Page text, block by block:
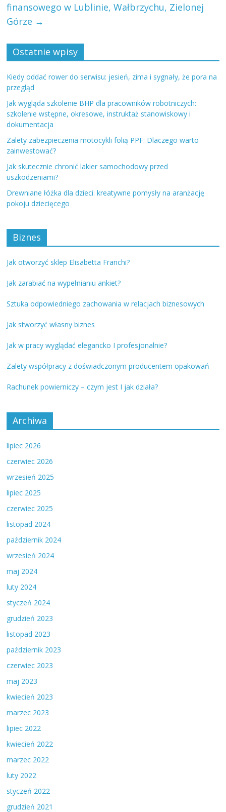
finansowego w Lublinie, Wałbrzychu, Zielonej
Górze →
Ostatnie wpisy
Kiedy oddać rower do serwisu: jesień, zima i sygnały, że pora na
przegląd
Jak wygląda szkolenie BHP dla pracowników robotniczych:
szkolenie wstępne, okresowe, instruktaż stanowiskowy i
dokumentacja
Zalety zabezpieczenia motocykli folią PPF: Dlaczego warto
zainwestować?
Jak skutecznie chronić lakier samochodowy przed
uszkodzeniami?
Drewniane łóżka dla dzieci: kreatywne pomysły na aranżację
pokoju dziecięcego
Biznes
Jak otworzyć sklep Elisabetta Franchi?
Jak zarabiać na wypełnianiu ankiet?
Sztuka odpowiedniego zachowania w relacjach biznesowych
Jak stworzyć własny biznes
Jak w pracy wyglądać elegancko I profesjonalnie?
Zalety współpracy z doświadczonym producentem opakowań
Rachunek powierniczy – czym jest I jak działa?
Archiwa
lipiec 2026
czerwiec 2026
wrzesień 2025
lipiec 2025
czerwiec 2025
listopad 2024
październik 2024
wrzesień 2024
maj 2024
luty 2024
styczeń 2024
grudzień 2023
listopad 2023
październik 2023
czerwiec 2023
maj 2023
kwiecień 2023
marzec 2023
lipiec 2022
kwiecień 2022
marzec 2022
luty 2022
styczeń 2022
grudzień 2021